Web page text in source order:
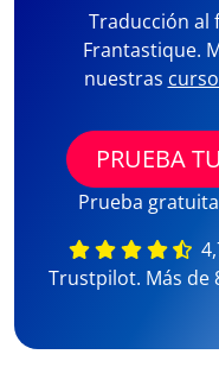
Traducción al
Frantastique.
nuestras
PRUEBA
Prueba
Trustpilot. Más de